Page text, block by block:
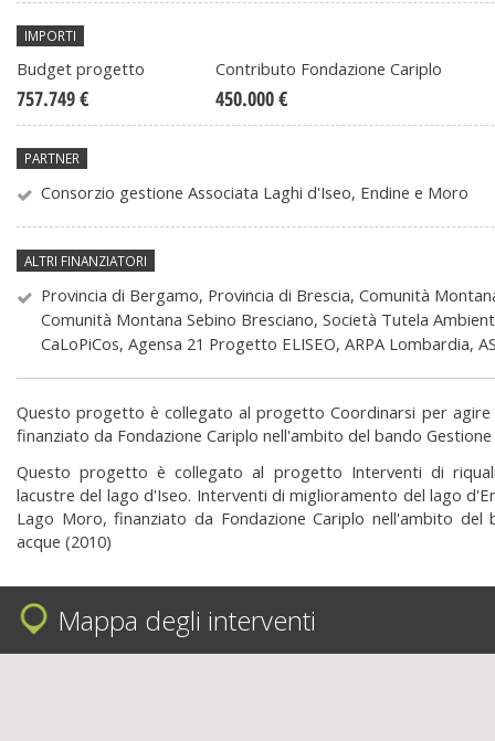
IMPORTI
Budget progetto
757.749 €
Contributo Fondazione Cariplo
450.000 €
PARTNER
Consorzio gestione Associata Laghi d'Iseo, Endine e Moro
ALTRI FINANZIATORI
Provincia di Bergamo, Provincia di Brescia, Comunità
Comunità Montana Sebino Bresciano, Società Tutela
CaLoPiCos, Agensa 21 Progetto ELISEO, ARPA Lombardia,
Sinergie
Questo progetto è collegato al progetto Coordinarsi per agire
finanziato da Fondazione Cariplo nell'ambito del bando
Questo progetto è collegato al progetto Interventi di
lacustre del lago d'Iseo. Interventi di miglioramento del lago
Lago Moro, finanziato da Fondazione Cariplo nell'ambito del
acque (2010)
Mappa degli interventi